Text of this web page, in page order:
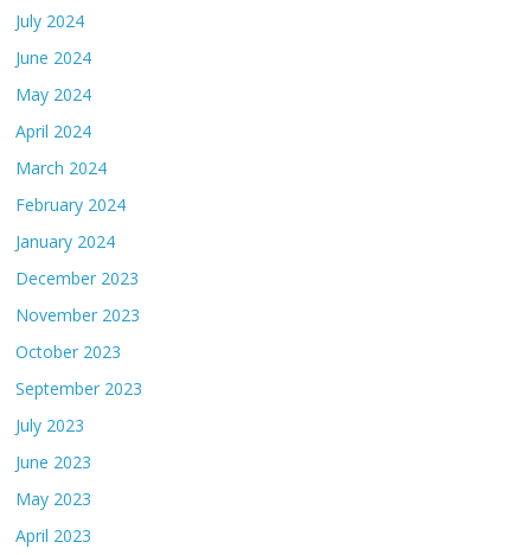
July 2024
June 2024
May 2024
April 2024
March 2024
February 2024
January 2024
December 2023
November 2023
October 2023
September 2023
July 2023
June 2023
May 2023
April 2023